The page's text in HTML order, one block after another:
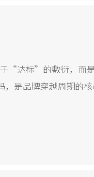
于“达标”的敷衍，而
是品牌穿越周期的